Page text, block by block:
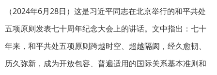
（2024年6月28日）这是习近平同志在北京举行的和平共处
五项原则发表七十周年纪念大会上的讲话。文中指出：七十
年来，和平共处五项原则跨越时空、超越隔阂，经久愈韧、
历久弥新，成为开放包容、普遍适用的国际关系基本准则和